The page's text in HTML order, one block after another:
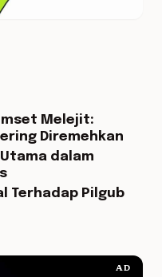
Melejit:
Diremehkan
dalam
Terhadap Pilgub
AD